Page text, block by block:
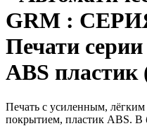
GRM :
Печати
ABS пластик
Печать с усиленным,
покрытием, пластик ABS. В